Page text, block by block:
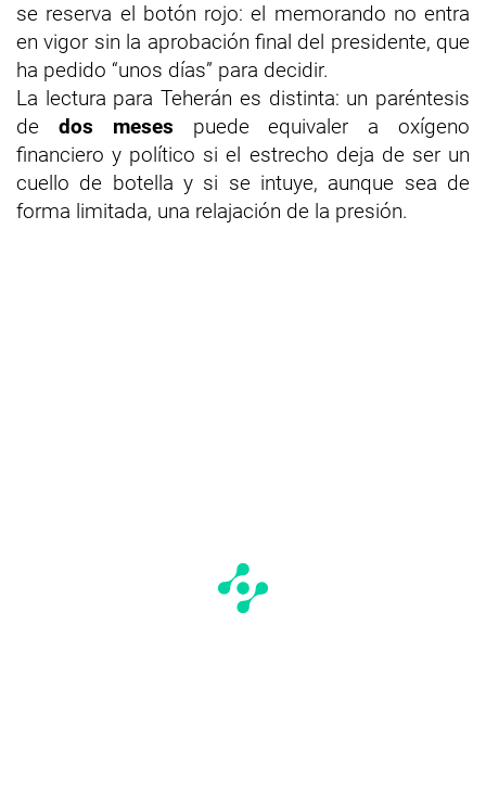
se reserva el botón rojo: el memorando no entra
en vigor sin la aprobación final del presidente, que
ha pedido “unos días” para decidir.
La lectura para Teherán es distinta: un paréntesis
de dos meses puede equivaler a oxígeno
financiero y político si el estrecho deja de ser un
cuello de botella y si se intuye, aunque sea de
forma limitada, una relajación de la presión.